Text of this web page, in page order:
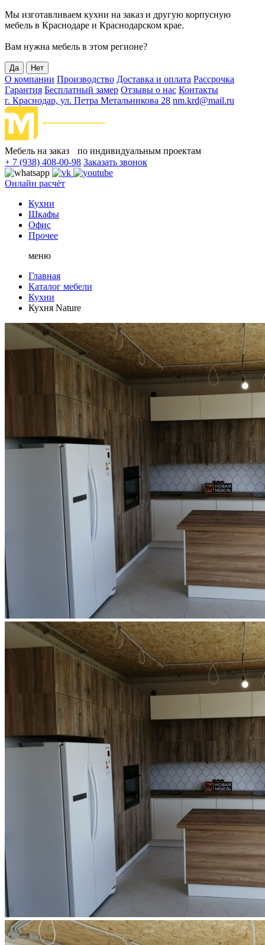
Мы изготавливаем кухни на заказ и другую корпусную
мебель в Краснодаре и Краснодарском крае.
Вам нужна мебель в этом регионе?
Да Нет
О компании Производство Доставка и оплата Рассрочка
Гарантия Бесплатный замер Отзывы о нас Контакты
г. Краснодар, ул. Петра Метальникова 28 nm.krd@mail.ru
Мебель на заказ по индивидуальным проектам
+ 7 (938) 408-00-98 Заказать звонок
Онлайн расчёт
Кухни
Шкафы
Офис
Прочее
меню
Главная
Каталог мебели
Кухни
Кухня Nature